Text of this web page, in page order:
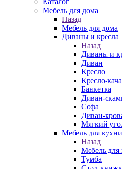
Каталог
Мебель для дома
Назад
Мебель для дома
Диваны и кресла
Назад
Диваны и
Диван
Кресло
Кресло-
Банкетка
Диван-
Софа
Диван-
Мягкий
Мебель для кухни
Назад
Мебель для
Тумба